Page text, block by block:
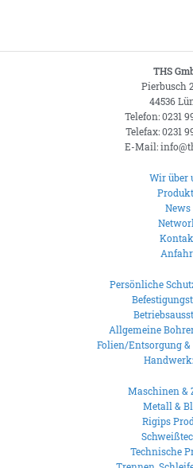
THS
Pierbusch
44536
Telefon: 0231
Telefax: 0231
E-Mail:
Wir über
News
Persönliche
Allgemeine
Folien/Entsorgung &
Maschinen &
Metall &
Rigips
Technische